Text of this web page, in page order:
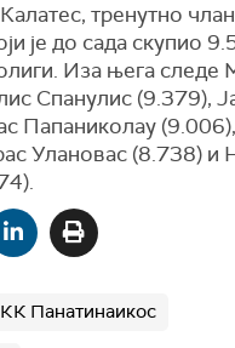
тренутно члан
је до сада скупио
Иза њега следе
Спанулис (9.379),
Папаниколау
Улановас (8.738) и
КК Панатинаикос